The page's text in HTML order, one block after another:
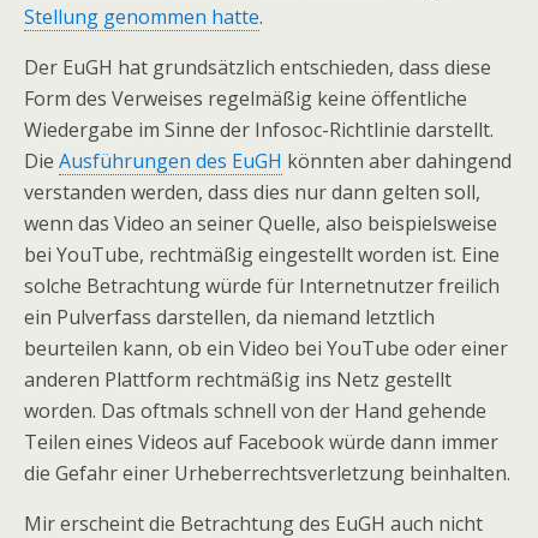
Stellung genommen hatte.
Der EuGH hat grundsätzlich entschieden, dass diese
Form des Verweises regelmäßig keine öffentliche
Wiedergabe im Sinne der Infosoc-Richtlinie darstellt.
Die Ausführungen des EuGH könnten aber dahingend
verstanden werden, dass dies nur dann gelten soll,
wenn das Video an seiner Quelle, also beispielsweise
bei YouTube, rechtmäßig eingestellt worden ist. Eine
solche Betrachtung würde für Internetnutzer freilich
ein Pulverfass darstellen, da niemand letztlich
beurteilen kann, ob ein Video bei YouTube oder einer
anderen Plattform rechtmäßig ins Netz gestellt
worden. Das oftmals schnell von der Hand gehende
Teilen eines Videos auf Facebook würde dann immer
die Gefahr einer Urheberrechtsverletzung beinhalten.
Mir erscheint die Betrachtung des EuGH auch nicht